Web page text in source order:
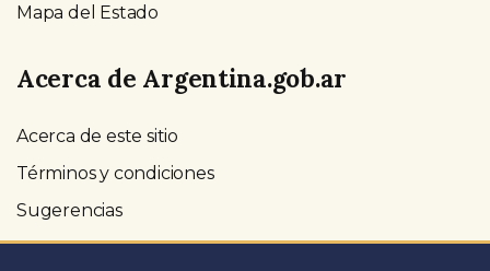
Mapa del Estado
Acerca de Argentina.gob.ar
Acerca de este sitio
Términos y condiciones
Sugerencias